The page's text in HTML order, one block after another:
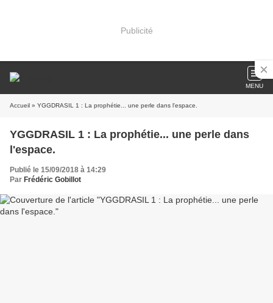
Publicité
MENU
Accueil » YGGDRASIL 1 : La prophétie... une perle dans l'espace.
YGGDRASIL 1 : La prophétie... une perle dans
l'espace.
Publié le 15/09/2018 à 14:29
Par Frédéric Gobillot